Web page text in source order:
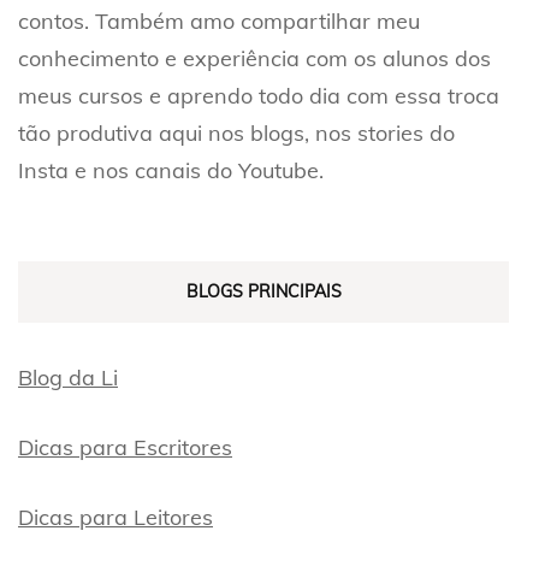
contos. Também amo compartilhar meu
conhecimento e experiência com os alunos dos
meus cursos e aprendo todo dia com essa troca
tão produtiva aqui nos blogs, nos stories do
Insta e nos canais do Youtube.
BLOGS PRINCIPAIS
Blog da Li
Dicas para Escritores
Dicas para Leitores